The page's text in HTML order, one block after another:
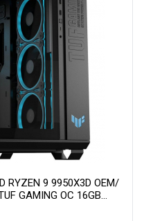
RYZEN 9 9950X3D OEM/
GAMING OC 16GB